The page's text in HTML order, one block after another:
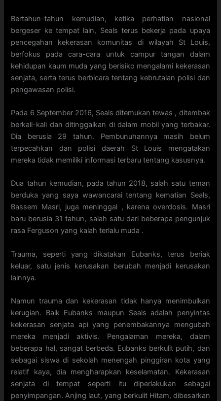
Bertahun-tahun kemudian, ketika perhatian nasional
bergeser ke tempat lain, Seals terus bekerja pada upaya
pencegahan kekerasan komunitas di wilayah St Louis,
berfokus pada cara-cara untuk campur tangan dalam
kehidupan kaum muda yang berisiko mengalami kekerasan
senjata, serta terus berbicara tentang kebrutalan polisi dan
pengawasan polisi.
Pada 6 September 2016, Seals ditemukan tewas , ditembak
berkali-kali dan ditinggalkan di dalam mobil yang terbakar.
Dia berusia 29 tahun. Pembunuhannya masih belum
terpecahkan dan polisi daerah St Louis mengatakan
mereka tidak memiliki informasi terbaru tentang kasusnya.
Dua tahun kemudian, pada tahun 2018, salah satu teman
berduka yang saya wawancarai tentang kematian Seals,
Bassem Masri, juga meninggal , karena overdosis. Masri
baru berusia 31 tahun, salah satu dari beberapa pengunjuk
rasa Ferguson yang kalah terlalu muda .
Trauma, seperti yang dikatakan Eubanks, terus beriak
keluar, satu jenis kerusakan berubah menjadi kerusakan
lainnya.
Namun trauma dan kekerasan tidak hanya menimbulkan
kerugian. Baik Eubanks maupun Seals adalah penyintas
kekerasan senjata api yang penembakannya mengubah
mereka menjadi aktivis. Pengalaman mereka, dalam
beberapa hal, sangat berbeda. Eubanks berkulit putih, dan
sebagai siswa di sekolah menengah pinggiran kota yang
relatif kaya, dia mengharapkan keselamatan. Kekerasan
senjata di tempat seperti itu diperlakukan sebagai
penyimpangan. Anjing laut, yang berkulit Hitam, dibesarkan